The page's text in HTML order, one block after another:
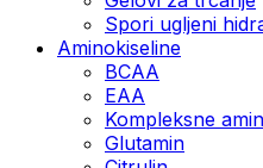
Spori ugljeni
Aminokiseline
BCAA
ЕАА
Kompleksne
Glutamin